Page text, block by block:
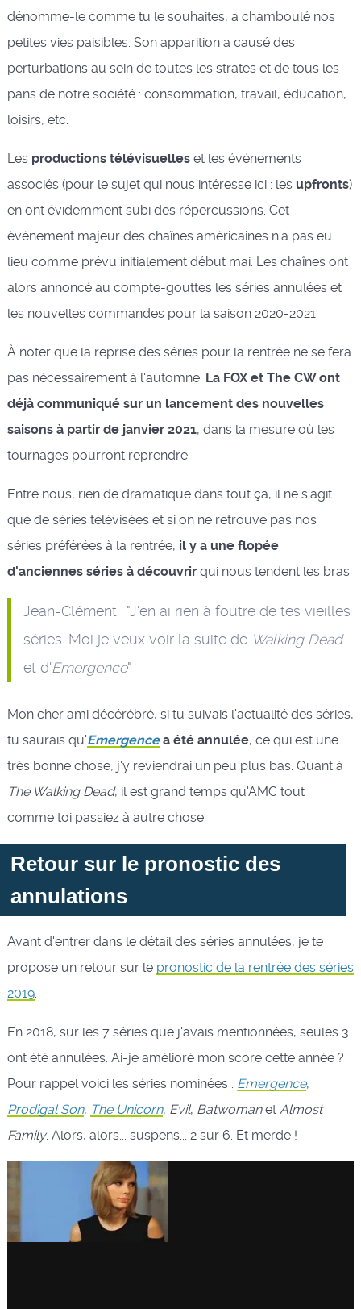
dénomme-le comme tu le souhaites, a chamboulé nos
petites vies paisibles. Son apparition a causé des
perturbations au sein de toutes les strates et de tous les
pans de notre société : consommation, travail, éducation,
loisirs, etc.
Les productions télévisuelleset les événements
associés (pour le sujet qui nous intéresse ici : les upfronts)
en ont évidemment subi des répercussions. Cet
événement majeur des chaînes américaines n'a pas eu
lieu comme prévu initialement début mai. Les chaînes ont
alors annoncé au compte-gouttes les séries annulées et
les nouvelles commandes pour la saison 2020-2021.
À noter que la reprise des séries pour la rentrée ne se fera
pas nécessairement à l'automne. La FOX et The CW ont
déjà communiqué sur un lancement des nouvelles
saisons à partir de janvier 2021, dans la mesure où les
tournages pourront reprendre.
Entre nous, rien de dramatique dans tout ça, il ne s'agit
que de séries télévisées et si on ne retrouve pas nos
séries préférées à la rentrée, il y a une flopée
d'anciennes séries à découvrirqui nous tendent les bras.
Jean-Clément : "J'en ai rien à foutre de tes vieilles
séries. Moi je veux voir la suite de Walking Dead
et d'Emergence"
Mon cher ami décérébré, si tu suivais l'actualité des séries,
tu saurais qu'Emergencea été annulée, ce qui est une
très bonne chose, j'y reviendrai un peu plus bas. Quant à
The Walking Dead, il est grand temps qu'AMC tout
comme toi passiez à autre chose.
Retour sur le pronostic des
annulations
Avant d'entrer dans le détail des séries annulées, je te
propose un retour sur le pronostic de la rentrée des séries
2019.
En 2018, sur les 7 séries que j'avais mentionnées, seules 3
ont été annulées. Ai-je amélioré mon score cette année ?
Pour rappel voici les séries nominées : Emergence,
Prodigal Son, The Unicorn, Evil, Batwomanet Almost
Family. Alors, alors... suspens... 2 sur 6. Et merde !